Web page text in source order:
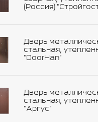
(Россия)
Дверь
стальная,
"DoorHan"
Дверь
стальная,
"Аргус"